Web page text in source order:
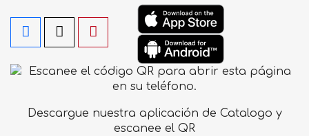
Descargue nuestra aplicación de Catalogo y
escanee el QR